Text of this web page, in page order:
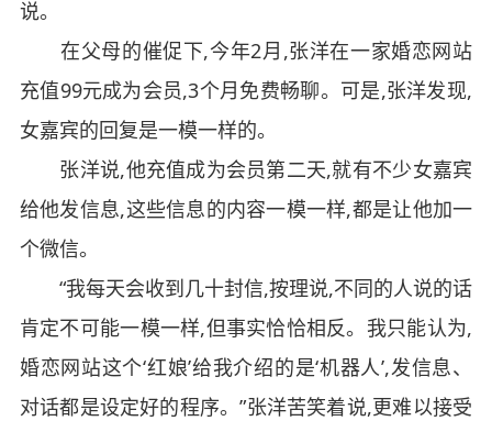
说。
在父母的催促下,今年2月,张洋在一家婚恋网站
充值99元成为会员,3个月免费畅聊。可是,张洋发现,
女嘉宾的回复是一模一样的。
张洋说,他充值成为会员第二天,就有不少女嘉宾
给他发信息,这些信息的内容一模一样,都是让他加一
个微信。
“我每天会收到几十封信,按理说,不同的人说的话
肯定不可能一模一样,但事实恰恰相反。我只能认为,
婚恋网站这个‘红娘’给我介绍的是‘机器人’,发信息、
对话都是设定好的程序。”张洋苦笑着说,更难以接受